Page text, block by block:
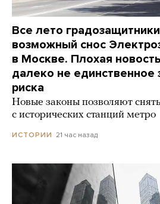
Все лето
возможный снос
в Москве. Плохая
далеко не единственное
риска
Новые законы позволяют
с исторических станций метро
ИСТОРИИ 21 час назад